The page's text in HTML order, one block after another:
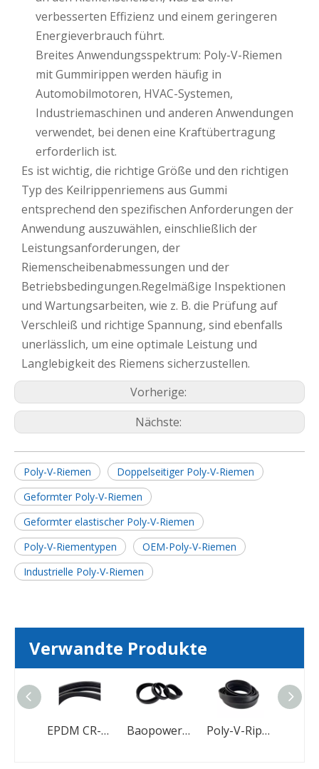
verbesserten Effizienz und einem geringeren
Energieverbrauch führt.
Breites Anwendungsspektrum: Poly-V-Riemen
mit Gummirippen werden häufig in
Automobilmotoren, HVAC-Systemen,
Industriemaschinen und anderen Anwendungen
verwendet, bei denen eine Kraftübertragung
erforderlich ist.
Es ist wichtig, die richtige Größe und den richtigen
Typ des Keilrippenriemens aus Gummi
entsprechend den spezifischen Anforderungen der
Anwendung auszuwählen, einschließlich der
Leistungsanforderungen, der
Riemenscheibenabmessungen und der
Betriebsbedingungen.Regelmäßige Inspektionen
und Wartungsarbeiten, wie z. B. die Prüfung auf
Verschleiß und richtige Spannung, sind ebenfalls
unerlässlich, um eine optimale Leistung und
Langlebigkeit des Riemens sicherzustellen.
Vorherige:
Nächste:
Poly-V-Riemen
Doppelseitiger Poly-V-Riemen
Geformter Poly-V-Riemen
Geformter elastischer Poly-V-Riemen
Poly-V-Riementypen
OEM-Poly-V-Riemen
Industrielle Poly-V-Riemen
Verwandte Produkte
EPDM CR-Rippen-Keilrippenriemen für die Automobilindustrie Baopower Automotive Gummi-Poly-V-Rippenriemen Poly-V-Rippenriemen aus Gummi für Automotoren